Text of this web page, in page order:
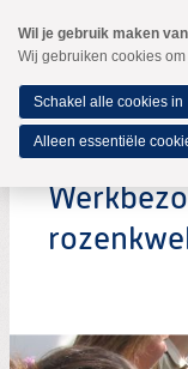
naar
Spring
de
inhoud
Spring
naar
hoofdmenu
Wil je gebruik maken
Wij gebruiken cookies
Schakel alle cookies in
Alleen essentiële